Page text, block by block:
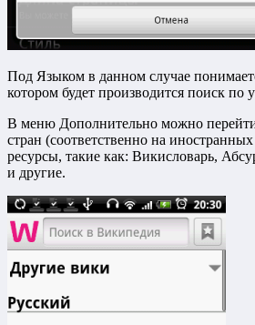
Под Языком в данном случае
котором будет производится поиск по
В меню Дополнительно можно
стран (соответственно на
ресурсы, такие как: Викисловарь,
и другие.